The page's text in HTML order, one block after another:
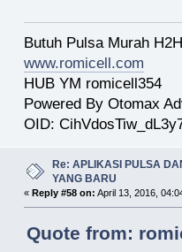
Butuh Pulsa Murah
www.romicell.com
HUB YM romicell354
Powered By Otomax
OID:
Re: APLIKASI PULSA
YANG BARU
« Reply #58 on: April 13, 2016,
Quote from: